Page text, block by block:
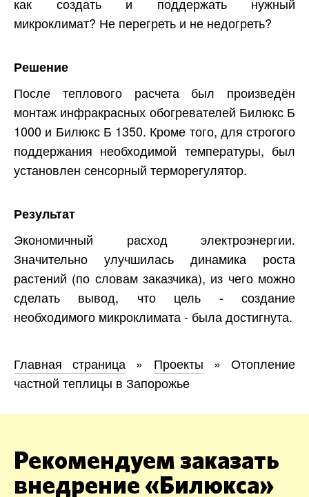
микроклимат? Не перегреть и не недогреть?
Решение
После теплового расчета был произведён
монтаж инфракрасных обогревателей Билюкс Б
1000 и Билюкс Б 1350. Кроме того, для строгого
поддержания необходимой температуры, был
установлен сенсорный терморегулятор.
Результат
Экономичный расход электроэнергии.
Значительно улучшилась динамика роста
растений (по словам заказчика), из чего можно
сделать вывод, что цель - создание
необходимого микроклимата - была достигнута.
Главная страница » Проекты »Отопление
частной теплицы в Запорожье
Рекомендуем заказать
внедрение «Билюкса»